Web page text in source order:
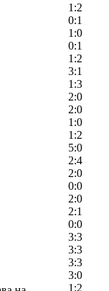
1:2
0:1
1:0
0:1
1:2
3:1
1:3
2:0
2:0
1:0
1:2
5:0
2:4
2:0
0:0
2:0
2:1
0:0
3:3
3:3
3:3
3:0
1:2